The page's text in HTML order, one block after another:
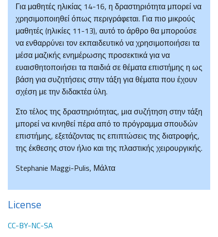
Για μαθητές ηλικίας 14-16, η δραστηριότητα μπορεί να
χρησιμοποιηθεί όπως περιγράφεται. Για πιο μικρούς
μαθητές (ηλικίες 11-13), αυτό το άρθρο θα μπορούσε
να ενθαρρύνει τον εκπαιδευτικό να χρησιμοποιήσει τα
μέσα μαζικής ενημέρωσης προσεκτικά για να
ευαισθητοποιήσει τα παιδιά σε θέματα επιστήμης η ως
βάση για συζητήσεις στην τάξη για θέματα που έχουν
σχέση με την διδακτέα ύλη.
Στο τέλος της δραστηριότητας, μια συζήτηση στην τάξη
μπορεί να κινηθεί πέρα από το πρόγραμμα σπουδών
επιστήμης, εξετάζοντας τις επιπτώσεις της διατροφής,
της έκθεσης στον ήλιο και της πλαστικής χειρουργικής.
Stephanie Maggi-Pulis, Μάλτα
License
CC-BY-NC-SA